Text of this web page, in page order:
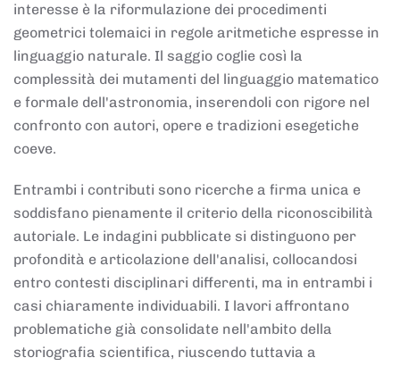
interesse è la riformulazione dei procedimenti
geometrici tolemaici in regole aritmetiche espresse in
linguaggio naturale. Il saggio coglie così la
complessità dei mutamenti del linguaggio matematico
e formale dell'astronomia, inserendoli con rigore nel
confronto con autori, opere e tradizioni esegetiche
coeve.
Entrambi i contributi sono ricerche a firma unica e
soddisfano pienamente il criterio della riconoscibilità
autoriale. Le indagini pubblicate si distinguono per
profondità e articolazione dell'analisi, collocandosi
entro contesti disciplinari differenti, ma in entrambi i
casi chiaramente individuabili. I lavori affrontano
problematiche già consolidate nell'ambito della
storiografia scientifica, riuscendo tuttavia a